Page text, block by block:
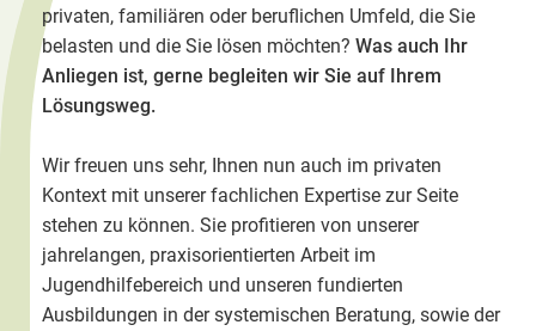
privaten, familiären oder beruflichen Umfeld, die Sie
belasten und die Sie lösen möchten? Was auch Ihr
Anliegen ist, gerne begleiten wir Sie auf Ihrem
Lösungsweg.
Wir freuen uns sehr, Ihnen nun auch im privaten
Kontext mit unserer fachlichen Expertise zur Seite
stehen zu können. Sie profitieren von unserer
jahrelangen, praxisorientierten Arbeit im
Jugendhilfebereich und unseren fundierten
Ausbildungen in der systemischen Beratung, sowie der